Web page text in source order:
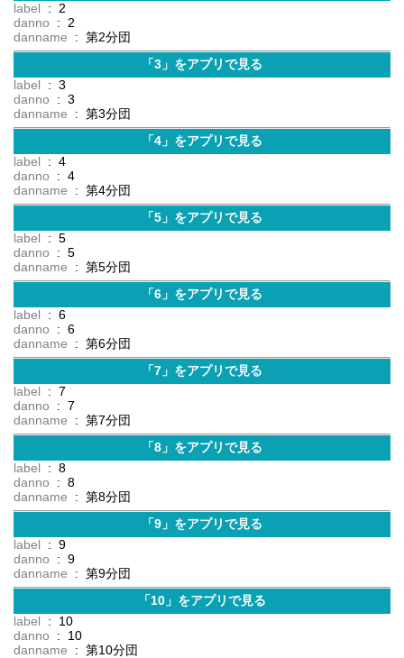
label
: 2
danno
: 2
danname
: 第2分団
「3」をアプリで見る
label
: 3
danno
: 3
danname
: 第3分団
「4」をアプリで見る
label
: 4
danno
: 4
danname
: 第4分団
「5」をアプリで見る
label
: 5
danno
: 5
danname
: 第5分団
「6」をアプリで見る
label
: 6
danno
: 6
danname
: 第6分団
「7」をアプリで見る
label
: 7
danno
: 7
danname
: 第7分団
「8」をアプリで見る
label
: 8
danno
: 8
danname
: 第8分団
「9」をアプリで見る
label
: 9
danno
: 9
danname
: 第9分団
「10」をアプリで見る
label
: 10
danno
: 10
danname
: 第10分団